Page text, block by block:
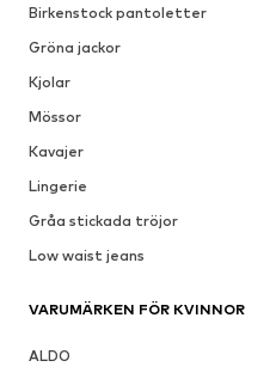
Birkenstock pantoletter
Gröna jackor
Kjolar
Mössor
Kavajer
Lingerie
Gråa stickada tröjor
Low waist jeans
VARUMÄRKEN FÖR KVINNOR
ALDO